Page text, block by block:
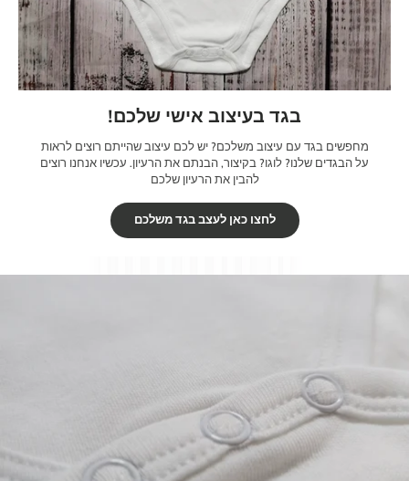
בגד בעיצוב אישי שלכם!
מחפשים בגד עם עיצוב משלכם? יש לכם עיצוב שהייתם רוצים לראות
על הבגדים שלנו? לוגו? בקיצור, הבנתם את הרעיון. עכשיו אנחנו רוצים
להבין את הרעיון שלכם
לחצו כאן לעצב בגד משלכם